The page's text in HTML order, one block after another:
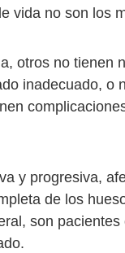
vida no son los
otros no tienen
inadecuado, o
y progresiva,
de los
son